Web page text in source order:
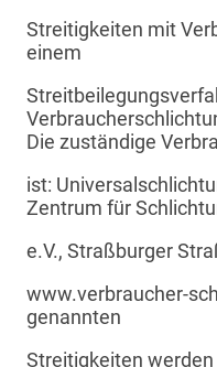
Streitigkeiten mit
einem
Die zuständige
ist:
Zentrum für
e.V., Straßburger
www.verbraucher-
genannten
Streitigkeiten